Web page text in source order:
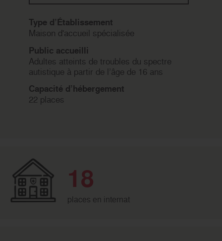
Type d’Établissement
Maison d'accueil spécialisée
Public accueilli
Adultes atteints de troubles du spectre
autistique à partir de l’âge de 16 ans
Capacité d’hébergement
22 places
18
places en internat